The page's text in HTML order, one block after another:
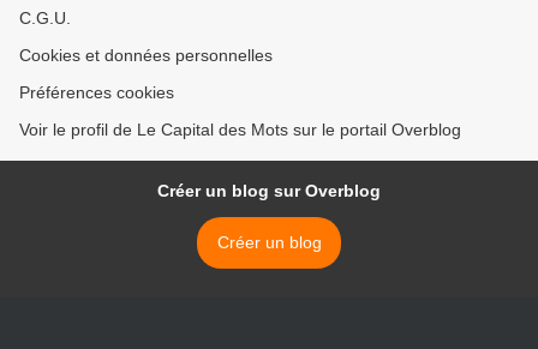
C.G.U.
Cookies et données personnelles
Préférences cookies
Voir le profil de Le Capital des Mots sur le portail Overblog
Créer un blog sur Overblog
Créer un blog